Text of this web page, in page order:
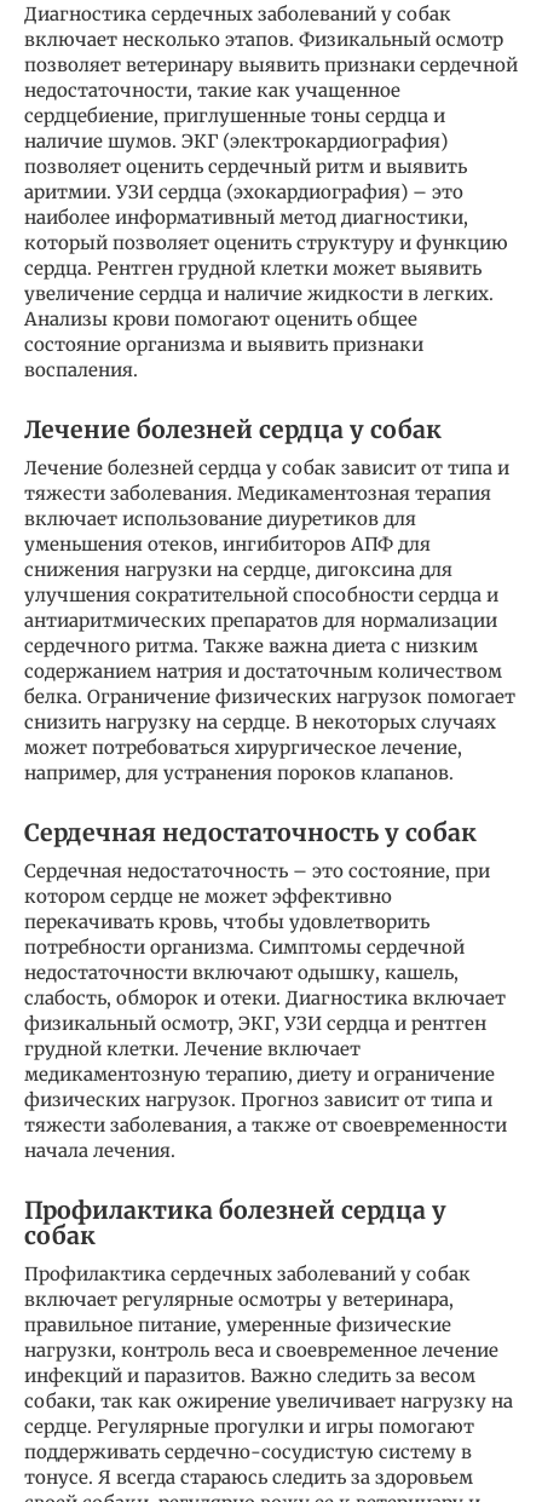
Диагностика сердечных заболеваний у собак
включает несколько этапов. Физикальный осмотр
позволяет ветеринару выявить признаки сердечной
недостаточности, такие как учащенное
сердцебиение, приглушенные тоны сердца и
наличие шумов. ЭКГ (электрокардиография)
позволяет оценить сердечный ритм и выявить
аритмии. УЗИ сердца (эхокардиография) – это
наиболее информативный метод диагностики,
который позволяет оценить структуру и функцию
сердца. Рентген грудной клетки может выявить
увеличение сердца и наличие жидкости в легких.
Анализы крови помогают оценить общее
состояние организма и выявить признаки
воспаления.
Лечение болезней сердца у собак
Лечение болезней сердца у собак зависит от типа и
тяжести заболевания. Медикаментозная терапия
включает использование диуретиков для
уменьшения отеков, ингибиторов АПФ для
снижения нагрузки на сердце, дигоксина для
улучшения сократительной способности сердца и
антиаритмических препаратов для нормализации
сердечного ритма. Также важна диета с низким
содержанием натрия и достаточным количеством
белка. Ограничение физических нагрузок помогает
снизить нагрузку на сердце. В некоторых случаях
может потребоваться хирургическое лечение,
например, для устранения пороков клапанов.
Сердечная недостаточность у собак
Сердечная недостаточность – это состояние, при
котором сердце не может эффективно
перекачивать кровь, чтобы удовлетворить
потребности организма. Симптомы сердечной
недостаточности включают одышку, кашель,
слабость, обморок и отеки. Диагностика включает
физикальный осмотр, ЭКГ, УЗИ сердца и рентген
грудной клетки. Лечение включает
медикаментозную терапию, диету и ограничение
физических нагрузок. Прогноз зависит от типа и
тяжести заболевания, а также от своевременности
начала лечения.
Профилактика болезней сердца у
собак
Профилактика сердечных заболеваний у собак
включает регулярные осмотры у ветеринара,
правильное питание, умеренные физические
нагрузки, контроль веса и своевременное лечение
инфекций и паразитов. Важно следить за весом
собаки, так как ожирение увеличивает нагрузку на
сердце. Регулярные прогулки и игры помогают
поддерживать сердечно-сосудистую систему в
тонусе. Я всегда стараюсь следить за здоровьем